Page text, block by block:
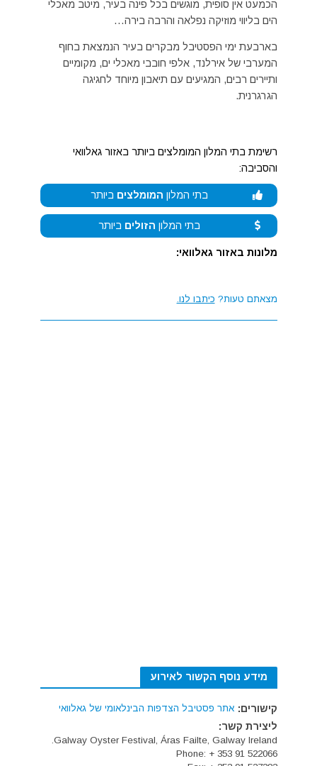
הכמעט אין סופית, מוגשים בכל פינה בעיר, מיטב מאכלי
הים בליווי מוזיקה נפלאה והרבה בירה…
בארבעת ימי הפסטיבל מבקרים בעיר הנמצאת בחוף
המערבי של אירלנד, אלפי חובבי מאכלי ים, מקומיים
ותיירים רבים, המגיעים עם תיאבון מיוחד לחגיגה
הגרגרנית.
רשימת בתי המלון המומלצים ביותר באזור גאלוואי
והסביבה:
בתי המלון המומלצים ביותר
בתי המלון הזולים ביותר
מלונות באזור גאלוואי:
מצאתם טעות? כיתבו לנו.
מידע נוסף הקשור לאירוע
קישורים: אתר פסטיבל הצדפות הבינלאומי של גאלוואי
ליצירת קשר:
Galway Oyster Festival, Áras Failte, Galway Ireland.
Phone: + 353 91 522066